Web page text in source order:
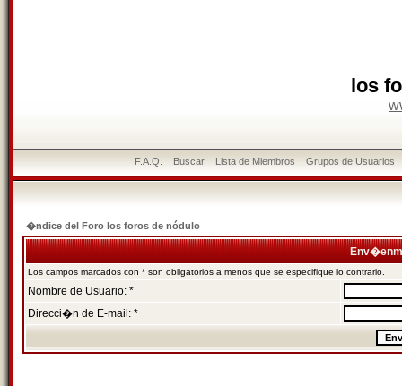
los
F.A.Q. Buscar Lista de Miembros Grupos de Usuarios
�ndice del Foro los foros de nódulo
Los campos marcados con * son obligatorios a menos que se especifique lo contrario.
Nombre de Usuario: *
Direcci�n de E-mail: *